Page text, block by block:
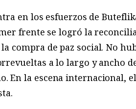
en los esfuerzos de
frente se logró la
la compra de paz social. No
a lo largo y ancho
En la escena internacional,